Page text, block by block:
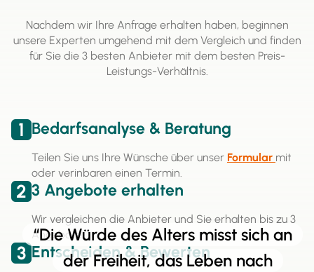
Nachdem wir Ihre Anfrage erhalten haben, beginnen
unsere Experten umgehend mit dem Vergleich und finden
für Sie die 3 besten Anbieter mit dem besten Preis-
Leistungs-Verhältnis.
1 Bedarfsanalyse & Beratung
Teilen Sie uns Ihre Wünsche über unser Formular mit
oder verinbaren einen Termin.
2 3 Angebote erhalten
Wir vergleichen die Anbieter und Sie erhalten bis zu 3
Angebote.
3 Entscheiden & Bewerten
“Die Würde des Alters misst sich an
der Freiheit, das Leben nach